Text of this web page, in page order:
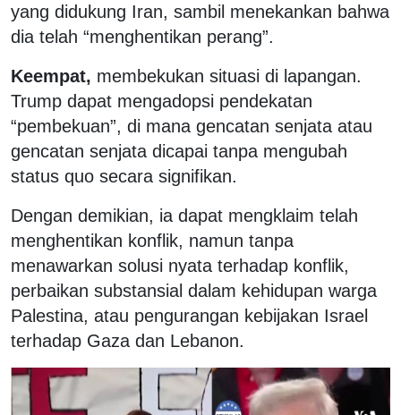
yang didukung Iran, sambil menekankan bahwa
dia telah “menghentikan perang”.
Keempat, membekukan situasi di lapangan.
Trump dapat mengadopsi pendekatan
“pembekuan”, di mana gencatan senjata atau
gencatan senjata dicapai tanpa mengubah
status quo secara signifikan.
Dengan demikian, ia dapat mengklaim telah
menghentikan konflik, namun tanpa
menawarkan solusi nyata terhadap konflik,
perbaikan substansial dalam kehidupan warga
Palestina, atau pengurangan kebijakan Israel
terhadap Gaza dan Lebanon.